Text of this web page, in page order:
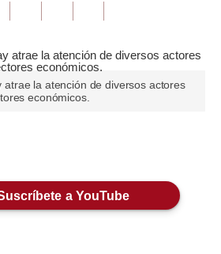
atrae la atención de diversos actores
económicos.
a YouTube